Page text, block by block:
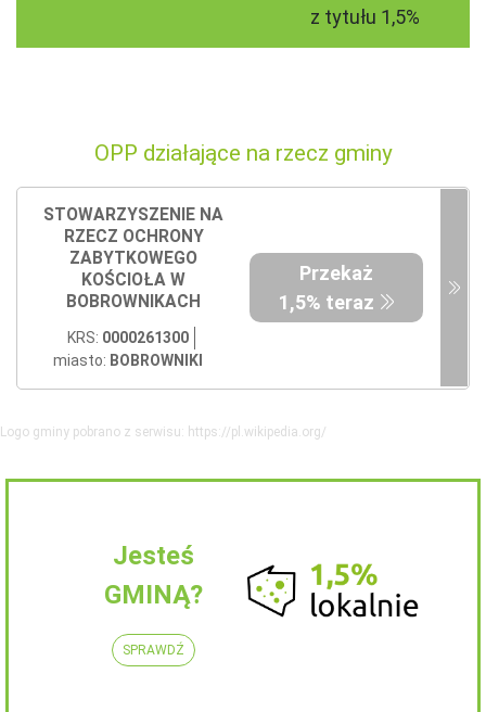
z tytułu 1,5%
OPP działające na rzecz gminy
STOWARZYSZENIE NA
RZECZ OCHRONY
ZABYTKOWEGO
KOŚCIOŁA W
BOBROWNIKACH
KRS: 0000261300
miasto: BOBROWNIKI
Przekaż
1,5% teraz
Logo gminy pobrano z serwisu: https://pl.wikipedia.org/
Jesteś
GMINĄ?
SPRAWDŹ